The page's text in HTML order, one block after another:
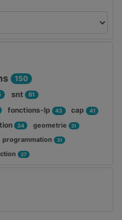
150
snt 61
fonctions-lp 43 cap 41
34 geometrie 31
programmation 31
27